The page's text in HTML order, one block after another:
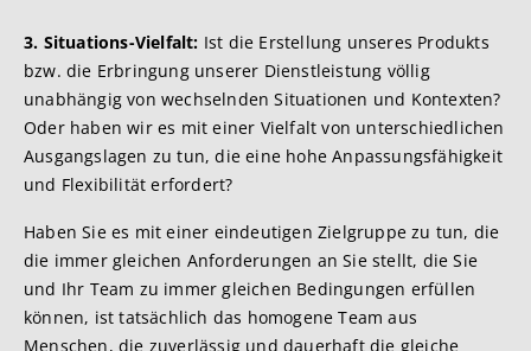
3. Situations-Vielfalt: Ist die Erstellung unseres Produkts
bzw. die Erbringung unserer Dienstleistung völlig
unabhängig von wechselnden Situationen und Kontexten?
Oder haben wir es mit einer Vielfalt von unterschiedlichen
Ausgangslagen zu tun, die eine hohe Anpassungsfähigkeit
und Flexibilität erfordert?
Haben Sie es mit einer eindeutigen Zielgruppe zu tun, die
die immer gleichen Anforderungen an Sie stellt, die Sie
und Ihr Team zu immer gleichen Bedingungen erfüllen
können, ist tatsächlich das homogene Team aus
Menschen, die zuverlässig und dauerhaft die gleiche